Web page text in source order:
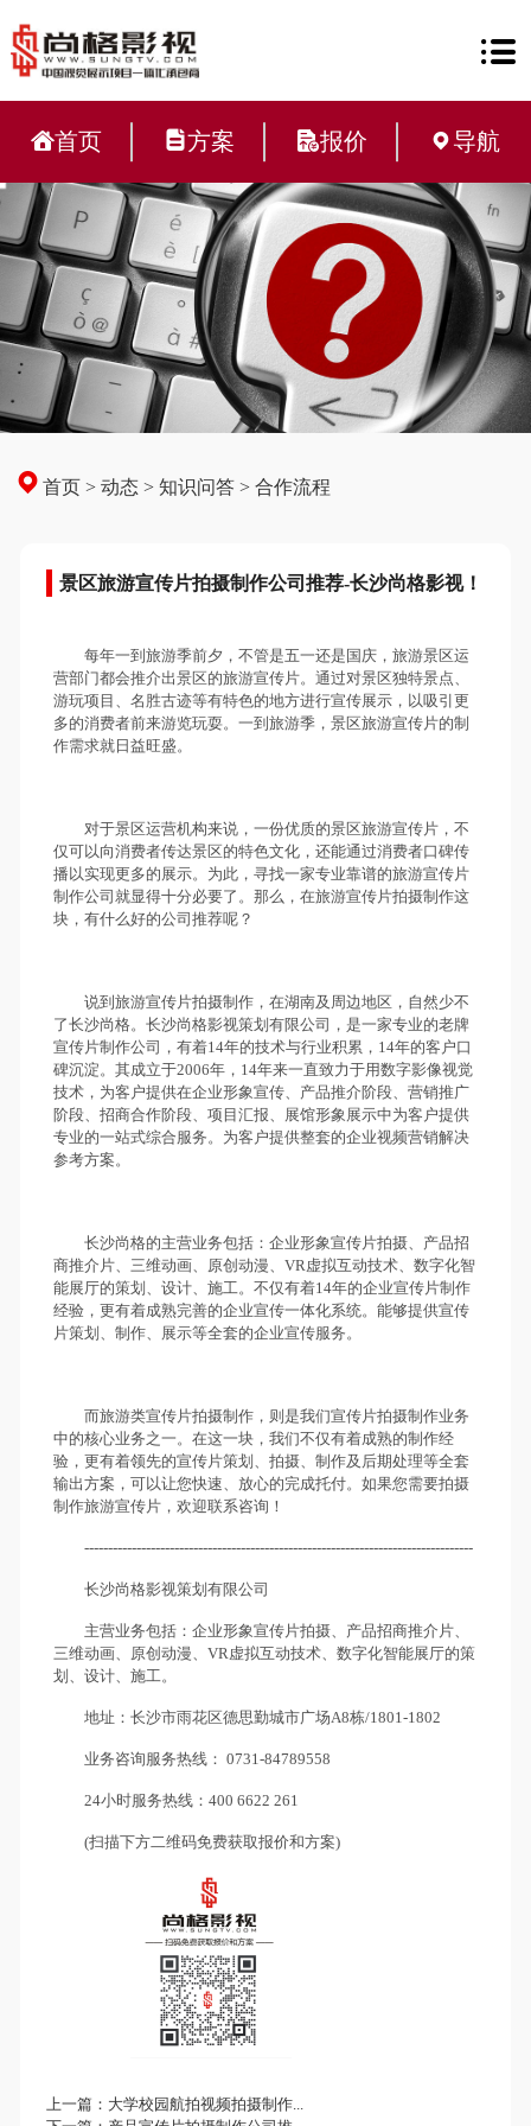
首页 方案 报价 导航
首页 >动态 >知识问答 >合作流程
景区旅游宣传片拍摄制作公司推荐-长沙尚格影视！
每年一到旅游季前夕，不管是五一还是国庆，旅游景区运
营部门都会推介出景区的旅游宣传片。通过对景区独特景点、
游玩项目、名胜古迹等有特色的地方进行宣传展示，以吸引更
多的消费者前来游览玩耍。一到旅游季，景区旅游宣传片的制
作需求就日益旺盛。
对于景区运营机构来说，一份优质的景区旅游宣传片，不
仅可以向消费者传达景区的特色文化，还能通过消费者口碑传
播以实现更多的展示。为此，寻找一家专业靠谱的旅游宣传片
制作公司就显得十分必要了。那么，在旅游宣传片拍摄制作这
块，有什么好的公司推荐呢？
说到旅游宣传片拍摄制作，在湖南及周边地区，自然少不
了长沙尚格。长沙尚格影视策划有限公司，是一家专业的老牌
宣传片制作公司，有着14年的技术与行业积累，14年的客户口
碑沉淀。其成立于2006年，14年来一直致力于用数字影像视觉
技术，为客户提供在企业形象宣传、产品推介阶段、营销推广
阶段、招商合作阶段、项目汇报、展馆形象展示中为客户提供
专业的一站式综合服务。为客户提供整套的企业视频营销解决
参考方案。
长沙尚格的主营业务包括：企业形象宣传片拍摄、产品招
商推介片、三维动画、原创动漫、VR虚拟互动技术、数字化智
能展厅的策划、设计、施工。不仅有着14年的企业宣传片制作
经验，更有着成熟完善的企业宣传一体化系统。能够提供宣传
片策划、制作、展示等全套的企业宣传服务。
而旅游类宣传片拍摄制作，则是我们宣传片拍摄制作业务
中的核心业务之一。在这一块，我们不仅有着成熟的制作经
验，更有着领先的宣传片策划、拍摄、制作及后期处理等全套
输出方案，可以让您快速、放心的完成托付。如果您需要拍摄
制作旅游宣传片，欢迎联系咨询！
----------------------------------------------------------------------------------
长沙尚格影视策划有限公司
主营业务包括：企业形象宣传片拍摄、产品招商推介片、
三维动画、原创动漫、VR虚拟互动技术、数字化智能展厅的策
划、设计、施工。
地址：长沙市雨花区德思勤城市广场A8栋/1801-1802
业务咨询服务热线： 0731-84789558
24小时服务热线：400 6622 261
(扫描下方二维码免费获取报价和方案)
上一篇： 大学校园航拍视频拍摄制作...